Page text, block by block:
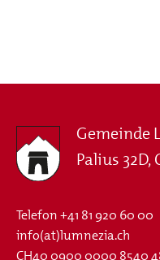
Gemeinde
Palius 32D,
Telefon+41 81 920 60 00
info(at)lumnezia.ch
CH40 0900 0000 8540